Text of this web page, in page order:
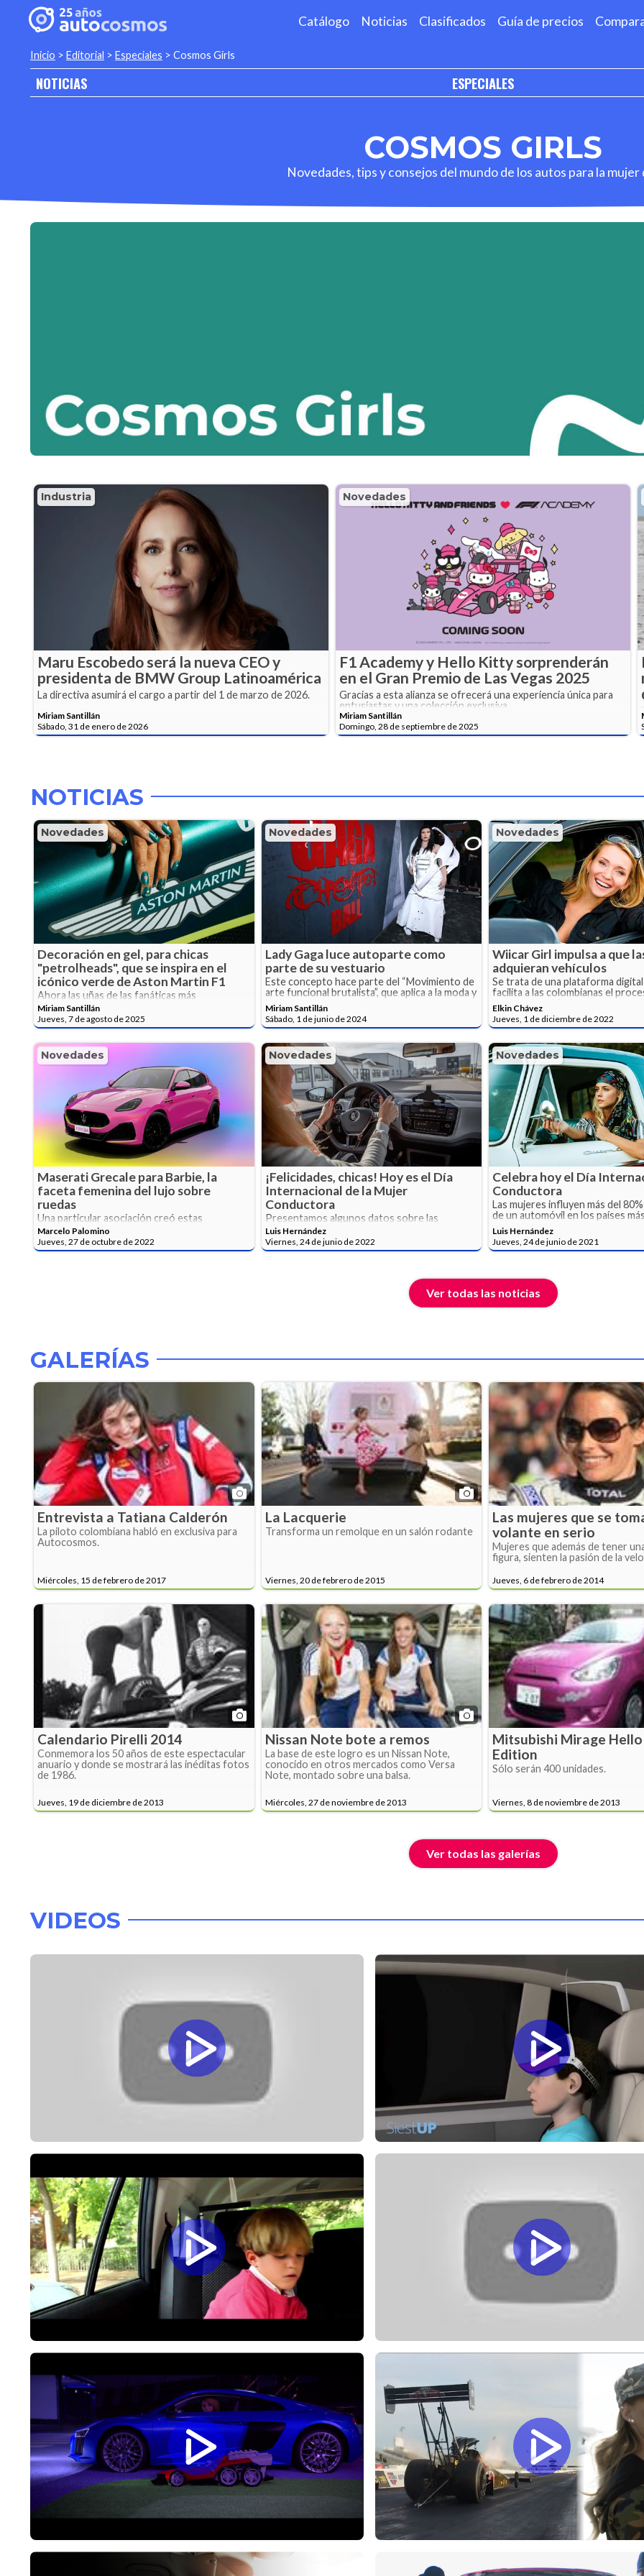
Catálogo Noticias Clasificados Guía de precios
Inicio > Editorial > Especiales > Cosmos Girls
NOTICIAS ESPECIALES
COSMOS GIRLS
Novedades, tips y consejos del mundo de los autos para la mujer
Industria
Maru Escobedo será la nueva CEO y
presidenta de BMW Group Latinoamérica
La directiva asumirá el cargo a partir del 1 de marzo de 2026.
Miriam Santillán
Sábado, 31 de enero de 2026
Novedades
F1 Academy y Hello Kitty sorprenderán
en el Gran Premio de Las Vegas 2025
Gracias a esta alianza se ofrecerá una experiencia única para
entusiastas y una colección exclusiva.
Miriam Santillán
Domingo, 28 de septiembre de 2025
NOTICIAS
Novedades
Decoración en gel, para chicas
"petrolheads", que se inspira en el
icónico verde de Aston Martin F1
Ahora las uñas de las fanáticas más
apasionadas podrán ir a juego con el
monoplaza AMR25.
Miriam Santillán
Jueves, 7 de agosto de 2025
Novedades
Lady Gaga luce autoparte como
parte de su vestuario
Este concepto hace parte del “Movimiento de
arte funcional brutalista”, que aplica a la moda y
la alta costura.
Miriam Santillán
Sábado, 1 de junio de 2024
Novedades
Wiicar Girl impulsa a que
adquieran vehículos
Se trata de una plataforma
facilita a las colombianas el
y venta de vehículos nuevos y
Elkin Chávez
Jueves, 1 de diciembre de 2022
Novedades
Maserati Grecale para Barbie, la
faceta femenina del lujo sobre
ruedas
Una particular asociación creó estas
superexclusivas unidades del SUV deportivo
italiano, inspiradas en la muñeca más famosa
de Mattel.
Marcelo Palomino
Jueves, 27 de octubre de 2022
Novedades
¡Felicidades, chicas! Hoy es el Día
Internacional de la Mujer
Conductora
Presentamos algunos datos sobre las
vivencias que tienen ellas al volante.
Luis Hernández
Viernes, 24 de junio de 2022
Novedades
Celebra hoy el Día
Conductora
Las mujeres influyen más del
de un automóvil en los países
Luis Hernández
Jueves, 24 de junio de 2021
Ver todas las noticias
GALERÍAS
Entrevista a Tatiana Calderón
La piloto colombiana habló en exclusiva para
Autocosmos.
Miércoles, 15 de febrero de 2017
La Lacquerie
Transforma un remolque en un salón rodante
Viernes, 20 de febrero de 2015
Las mujeres que se
volante en serio
Mujeres que además de tener
figura, sienten la pasión de la
Jueves, 6 de febrero de 2014
Calendario Pirelli 2014
Conmemora los 50 años de este espectacular
anuario y donde se mostrará las inéditas fotos
de 1986.
Jueves, 19 de diciembre de 2013
Nissan Note bote a remos
La base de este logro es un Nissan Note,
conocido en otros mercados como Versa
Note, montado sobre una balsa.
Miércoles, 27 de noviembre de 2013
Mitsubishi Mirage
Edition
Sólo serán 400 unidades.
Viernes, 8 de noviembre de 2013
Ver todas las galerías
VIDEOS